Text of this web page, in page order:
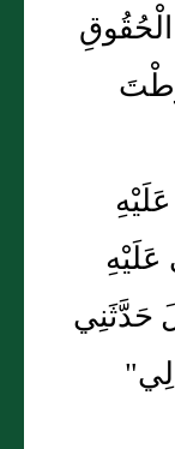
حَدَّثَنِي